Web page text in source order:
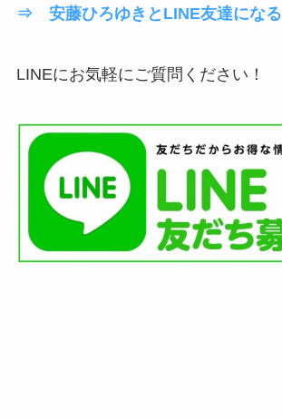
⇒ 安藤ひろゆきとLINE友達になる
LINEにお気軽にご質問ください！